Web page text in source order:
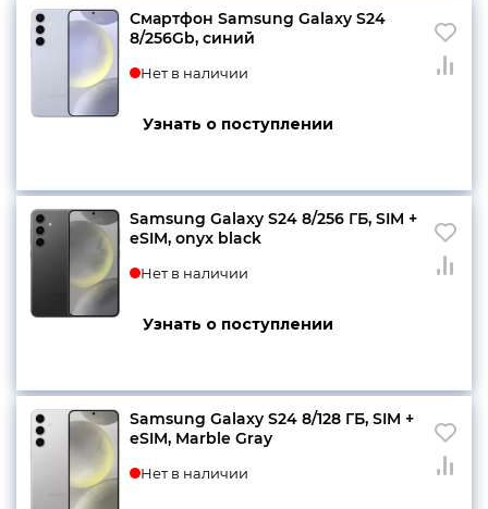
Смартфон Samsung Galaxy S24
8/256Gb, синий
Нет в наличии
Узнать о поступлении
Samsung Galaxy S24 8/256 ГБ, SIM +
eSIM, onyx black
Нет в наличии
Узнать о поступлении
Samsung Galaxy S24 8/128 ГБ, SIM +
eSIM, Marble Gray
Нет в наличии